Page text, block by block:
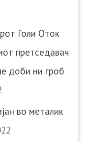
Голи Оток
претседавач
доби ни гроб
во металик